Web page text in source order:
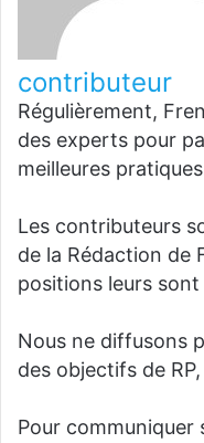
contributeur
Régulièrement,
des experts pour
meilleures
Les contributeurs
de la Rédaction de
positions leurs
Nous ne diffusons
des objectifs de RP,
Pour communiquer